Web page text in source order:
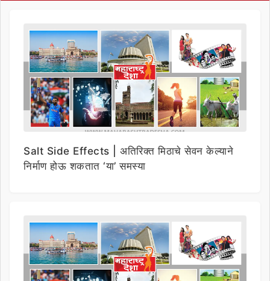
Salt Side Effects | अतिरिक्त मिठाचे सेवन केल्याने
निर्माण होऊ शकतात ‘या’ समस्या